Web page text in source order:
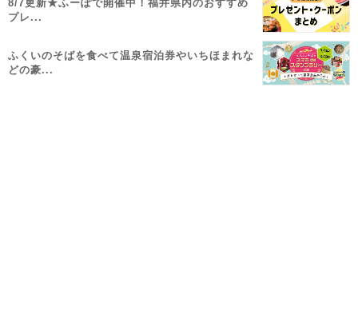
8/7更新★ふーぽで開催中！福井県内のおすすめ
プレ...
ふくいのそばを食べて温泉宿泊券やいちほまれな
どの豪...